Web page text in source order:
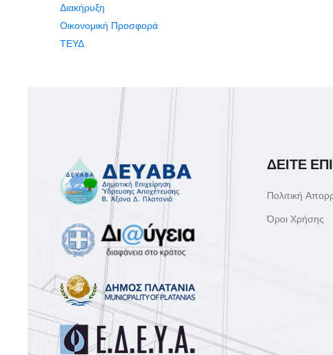
Διακήρυξη
Οικονομική Προσφορά
ΤΕΥΔ
ΔΕΙΤΕ
Πολιτική
Όροι Χρήσης